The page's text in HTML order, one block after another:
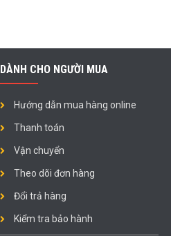
DÀNH CHO NGƯỜI MUA
Hướng dẫn mua hàng online
Thanh toán
Vận chuyển
Theo dõi đơn hàng
Đổi trả hàng
Kiểm tra bảo hành